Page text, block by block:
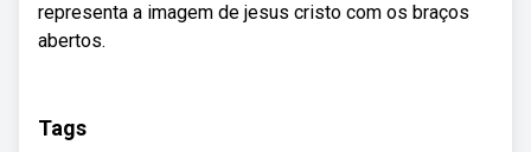
representa a imagem de jesus cristo com os braços
abertos.
Tags